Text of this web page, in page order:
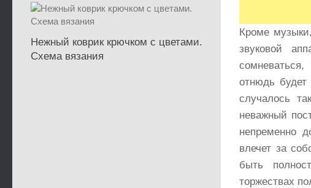
Кроме
звуковой
отнюдь
случалось
неважный
непременно
влечет за
быть
торжествах
Нежный коврик крючком с цветами.
Схема вязания